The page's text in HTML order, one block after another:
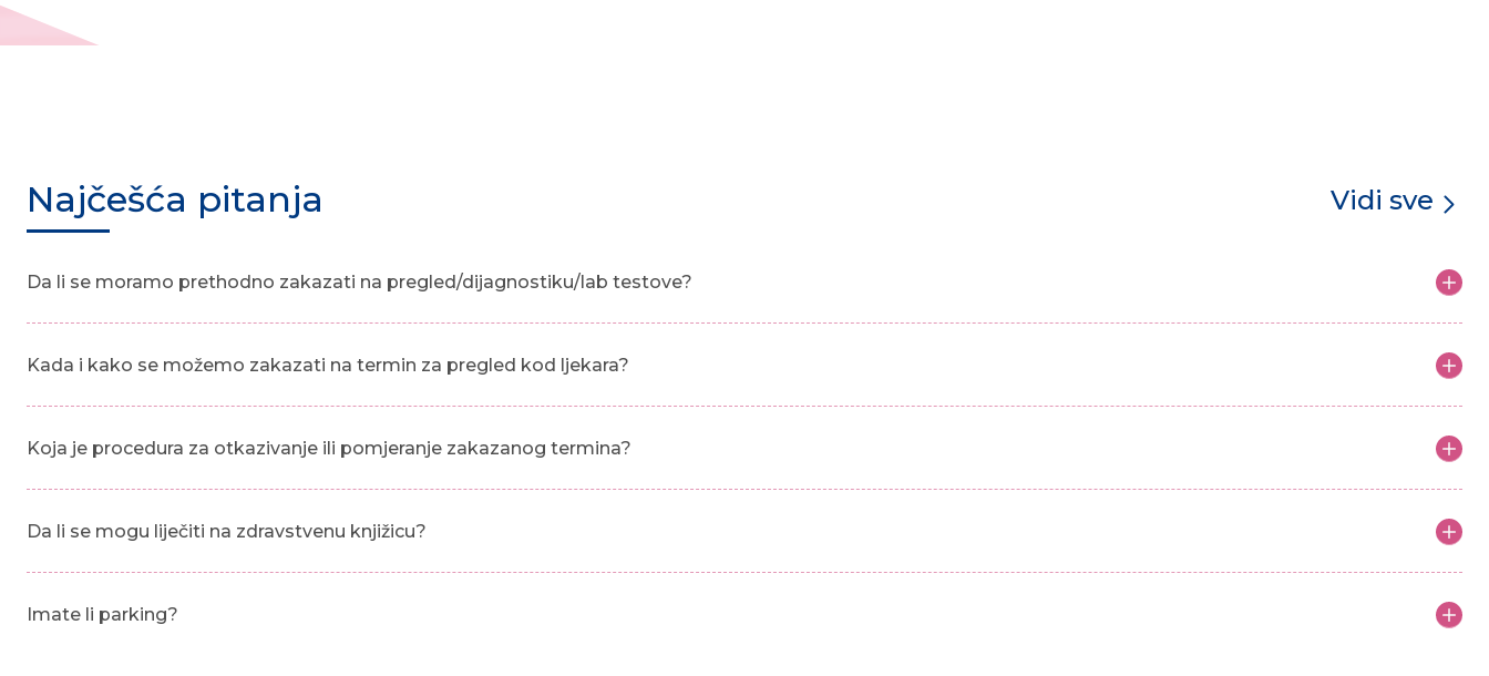
Najčešća pitanja Vidi sve
Da li se moramo prethodno zakazati na pregled/dijagnostiku/lab testove?
Kada i kako se možemo zakazati na termin za pregled kod ljekara?
Koja je procedura za otkazivanje ili pomjeranje zakazanog termina?
Da li se mogu liječiti na zdravstvenu knjižicu?
Imate li parking?